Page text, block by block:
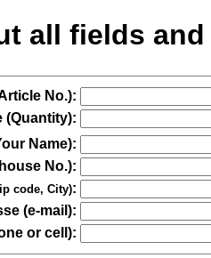
all fields
No.):
(Quantity):
Name):
No.):
code, City):
(e-mail):
or cell):